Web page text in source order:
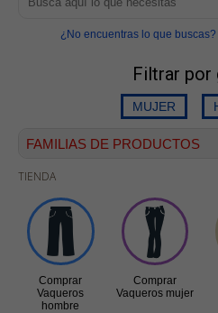
¿No encuentras lo que buscas?
Filtrar por
FAMILIAS DE PRODUCTOS
Vaqueros hombre
Vaqueros mujer
Dockers
Pana hombre
Camisetas
TIENDA
Comprar
Vaqueros
hombre
Comprar
Vaqueros mujer